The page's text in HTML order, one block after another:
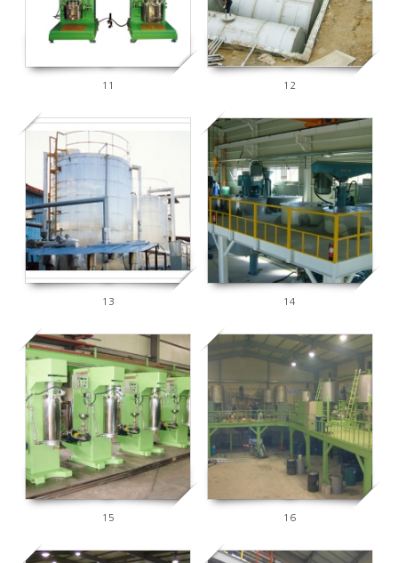
11 12
6279
13
6048
14
9616
15
5893
16